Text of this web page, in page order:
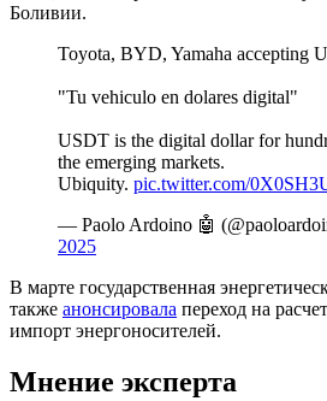
Боливии.
Toyota, BYD, Yamaha accepting
"Tu vehiculo en dolares digital"
USDT is the digital dollar for
the emerging markets.
Ubiquity. pic.twitter.com/
— Paolo Ardoino 🤖
2025
В марте государственная
также анонсировала переход на
импорт энергоносителей.
Мнение эксперта